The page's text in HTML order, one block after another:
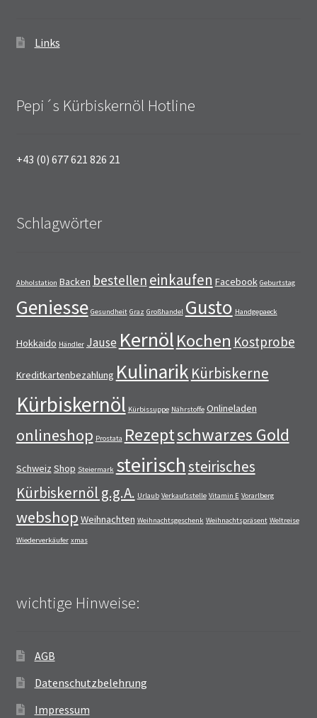
Links
Pepi´s Kürbiskernöl Hotline
+43 (0) 677 621 826 21
Schlagwörter
Abholstation Backen bestellen einkaufen Facebook Geburtstag
Geniesse Gesundheit Graz Großhandel Gusto Handgepaeck
Hokkaido Händler Jause KernölKochen Kostprobe
Kreditkartenbezahlung Kulinarik Kürbiskerne
Kürbiskernöl Kürbissuppe Nährstoffe Onlineladen
onlineshop Prostata Rezeptschwarzes Gold
Schweiz Shop Steiermark steirischsteirisches
Kürbiskernöl g.g.A. Urlaub Verkaufsstelle Vitamin E Vorarlberg
webshop Weihnachten Weihnachtsgeschenk Weihnachtspräsent Weltreise
Wiederverkäufer xmas
wichtige Hinweise:
AGB
Datenschutzbelehrung
Impressum